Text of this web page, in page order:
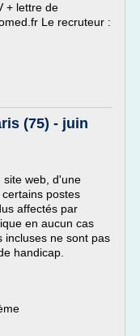
+ lettre de
Le recruteur :
(75) - juin
site web, d'une
postes
affectés par
en aucun cas
incluses ne sont pas
handicap.